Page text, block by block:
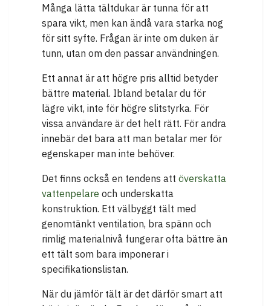
Många lätta tältdukar är tunna för att
spara vikt, men kan ändå vara starka nog
för sitt syfte. Frågan är inte om duken är
tunn, utan om den passar användningen.
Ett annat är att högre pris alltid betyder
bättre material. Ibland betalar du för
lägre vikt, inte för högre slitstyrka. För
vissa användare är det helt rätt. För andra
innebär det bara att man betalar mer för
egenskaper man inte behöver.
Det finns också en tendens att överskatta
vattenpelare och underskatta
konstruktion. Ett välbyggt tält med
genomtänkt ventilation, bra spänn och
rimlig materialnivå fungerar ofta bättre än
ett tält som bara imponerar i
specifikationslistan.
När du jämför tält är det därför smart att